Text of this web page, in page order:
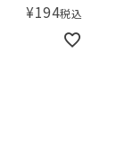
¥194税込